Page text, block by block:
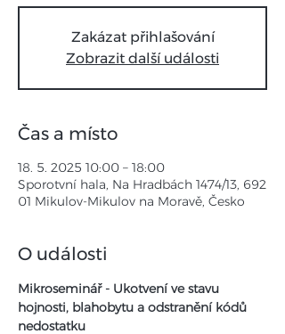
Zakázat přihlašování
Zobrazit další události
Čas a místo
18. 5. 2025 10:00 – 18:00
Sporotvní hala, Na Hradbách 1474/13, 692
01 Mikulov-Mikulov na Moravě, Česko
O události
Mikroseminář - Ukotvení ve stavu
hojnosti, blahobytu a odstranění kódů
nedostatku